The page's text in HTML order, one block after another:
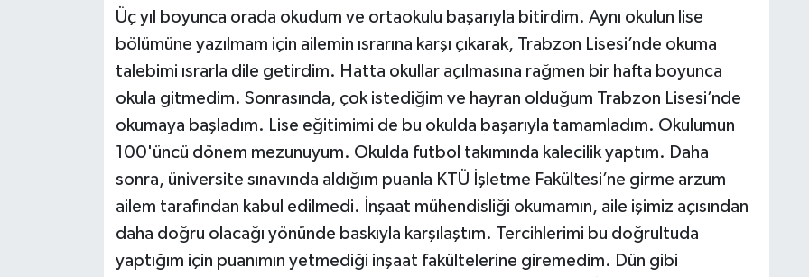
Üç yıl boyunca orada okudum ve ortaokulu başarıyla bitirdim. Aynı okulun lise
bölümüne yazılmam için ailemin ısrarına karşı çıkarak, Trabzon Lisesi’nde okuma
talebimi ısrarla dile getirdim. Hatta okullar açılmasına rağmen bir hafta boyunca
okula gitmedim. Sonrasında, çok istediğim ve hayran olduğum Trabzon Lisesi’nde
okumaya başladım. Lise eğitimimi de bu okulda başarıyla tamamladım. Okulumun
100'üncü dönem mezunuyum. Okulda futbol takımında kalecilik yaptım. Daha
sonra, üniversite sınavında aldığım puanla KTÜ İşletme Fakültesi’ne girme arzum
ailem tarafından kabul edilmedi. İnşaat mühendisliği okumamın, aile işimiz açısından
daha doğru olacağı yönünde baskıyla karşılaştım. Tercihlerimi bu doğrultuda
yaptığım için puanımın yetmediği inşaat fakültelerine giremedim. Dün gibi